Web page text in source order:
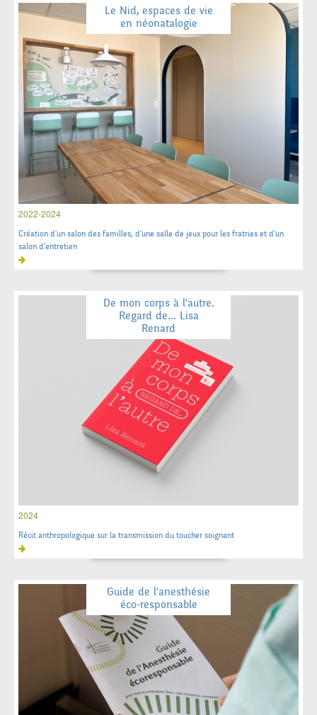
Le Nid, espaces de vie
en néonatalogie
2022-2024
Création d'un salon des familles, d'une salle de jeux pour les fratries et d'un
salon d'entretien
De mon corps à l'autre.
Regard de... Lisa
Renard
2024
Récit anthropologique sur la transmission du toucher soignant
Guide de l'anesthésie
éco-responsable